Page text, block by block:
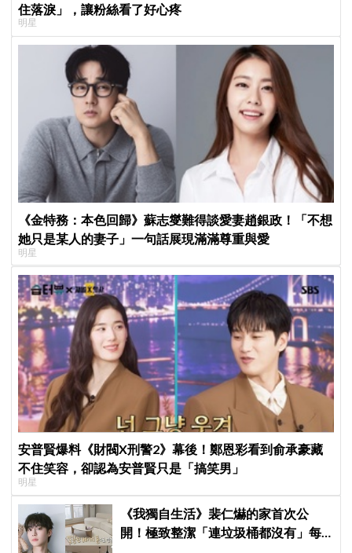
住落淚」，讓粉絲看了好心疼
明星
《金特務：本色回歸》蘇志燮難得談愛妻趙銀政！「不想
她只是某人的妻子」一句話展現滿滿尊重與愛
明星
安普賢爆料《財閥X刑警2》幕後！鄭恩彩看到俞承豪藏
不住笑容，卻認為安普賢只是「搞笑男」
明星
《我獨自生活》裴仁爀的家首次公
開！極致整潔「連垃圾桶都沒有」每